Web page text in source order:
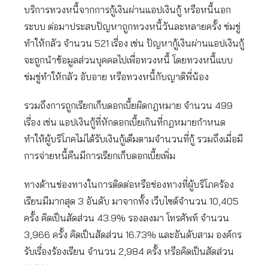
บริการทวงหนี้จากการกู้เงินผ่านแอปเงินกู้ หรือหนี้นอก
ระบบ ต่อมาประสบปัญหาถูกทวงหนี้วันละหลายครั้ง ข่มขู่
ทำให้กลัว จำนวน 521 เรื่อง เช่น ปัญหากู้เงินผ่านแอปเงินกู้
จะถูกนำข้อมูลส่วนบุคคลไปเพื่อทวงหนี้ โดยทวงหนี้แบบ
ข่มขู่ทำให้กลัว อับอาย หรือทวงหนี้กับญาติพี่น้อง
รวมถึงการถูกเรียกเก็บดอกเบี้ยผิดกฎหมาย จำนวน 499
เรื่อง เช่น แอปเงินกู้ที่หักดอกเบี้ยเกินที่กฎหมายกำหนด
ทำให้ผู้บริโภคไม่ได้รับเงินกู้เต็มตามจำนวนที่กู้ รวมถึงเมื่อมี
การจ่ายหนี้คืนมีการเรียกเก็บดอกเบี้ยเพิ่ม
ทางด้านช่องทางในการติดต่อหรือช่องทางที่ผู้บริโภคร้อง
เรียนมีมากสุด 3 อันดับ มาจากทั้ง เว็บไซต์จำนวน 10,405
ครั้ง คิดเป็นสัดส่วน 43.9% รองลงมา โทรศัพท์ จำนวน
3,966 ครั้ง คิดเป็นสัดส่วน 16.73% และอันดับสาม องค์กร
รับเรื่องร้องเรียน จำนวน 2,984 ครั้ง หรือคิดเป็นสัดส่วน